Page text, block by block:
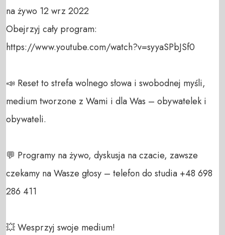
na żywo 12 wrz 2022
Obejrzyj cały program:
https://www.youtube.com/watch?v=syyaSPbJSf0
📣 Reset to strefa wolnego słowa i swobodnej myśli,
medium tworzone z Wami i dla Was – obywatelek i
obywateli.
💬 Programy na żywo, dyskusja na czacie, zawsze
czekamy na Wasze głosy – telefon do studia +48 698
286 411
💥 Wesprzyj swoje medium!